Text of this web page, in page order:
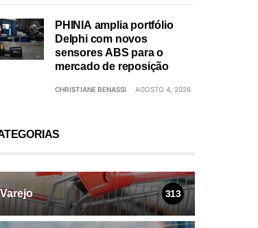
PHINIA amplia portfólio
Delphi com novos
sensores ABS para o
mercado de reposição
CHRISTIANE BENASSI AGOSTO 4, 2026
Varejo 313